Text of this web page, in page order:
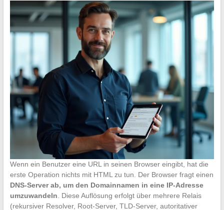
Wenn ein Benutzer eine URL in seinen Browser eingibt, hat die
erste Operation nichts mit HTML zu tun. Der Browser fragt einen
DNS-Server ab, um den Domainnamen in eine IP-Adresse
umzuwandeln . Diese Auflösung erfolgt über mehrere Relais
(rekursiver Resolver, Root-Server, TLD-Server, autoritativer